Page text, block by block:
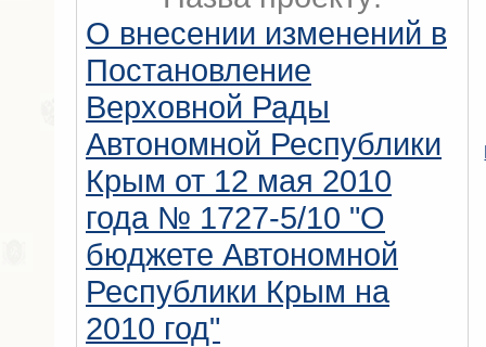
О внесении изменений в
Постановление
Верховной Рады
Автономной Республики
Крым от 12 мая 2010
года № 1727-5/10 "О
бюджете Автономной
Республики Крым на
2010 год"